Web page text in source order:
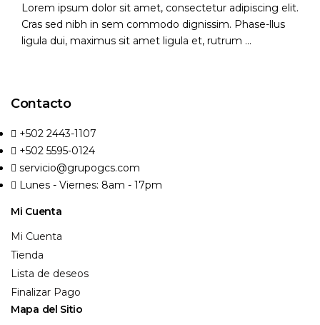
Lorem ipsum dolor sit amet, consectetur adipiscing elit.
Cras sed nibh in sem commodo dignissim. Phase-llus
ligula dui, maximus sit amet ligula et, rutrum ...
Contacto
+502 2443-1107
+502 5595-0124
servicio@grupogcs.com
Lunes - Viernes: 8am - 17pm
Mi Cuenta
Mi Cuenta
Tienda
Lista de deseos
Finalizar Pago
Mapa del Sitio